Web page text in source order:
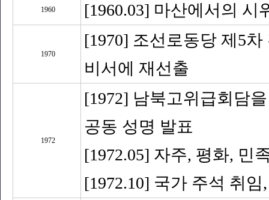
1960 [1960.03] 마산에서의
1970
[1970] 조선로동당 제5
비서에 재선출
1972
[1972] 남북고위급회담
공동 성명 발표
[1972.05] 자주, 평화, 민
[1972.10] 국가 주석 취